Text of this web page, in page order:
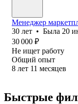
Менеджер
30 лет • Была 20
30 000 ₽
Не ищет работу
Общий опыт
8 лет 11 месяцев
Быстрые